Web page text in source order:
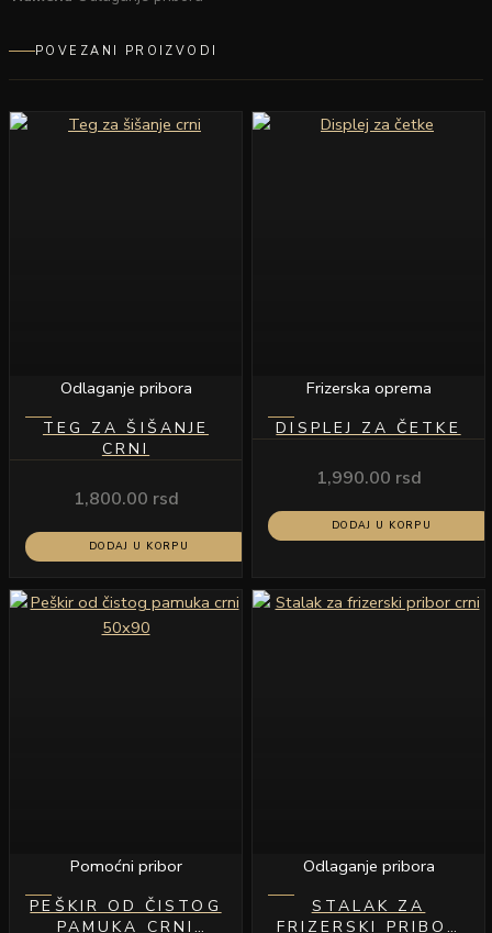
POVEZANI PROIZVODI
Odlaganje pribora
TEG ZA ŠIŠANJE
CRNI
1,800.00 rsd
DODAJ U KORPU
Frizerska oprema
DISPLEJ ZA ČETKE
1,990.00 rsd
DODAJ U KORPU
Pomoćni pribor
PEŠKIR OD ČISTOG
PAMUKA CRNI
Odlaganje pribora
STALAK ZA
FRIZERSKI PRIBOR